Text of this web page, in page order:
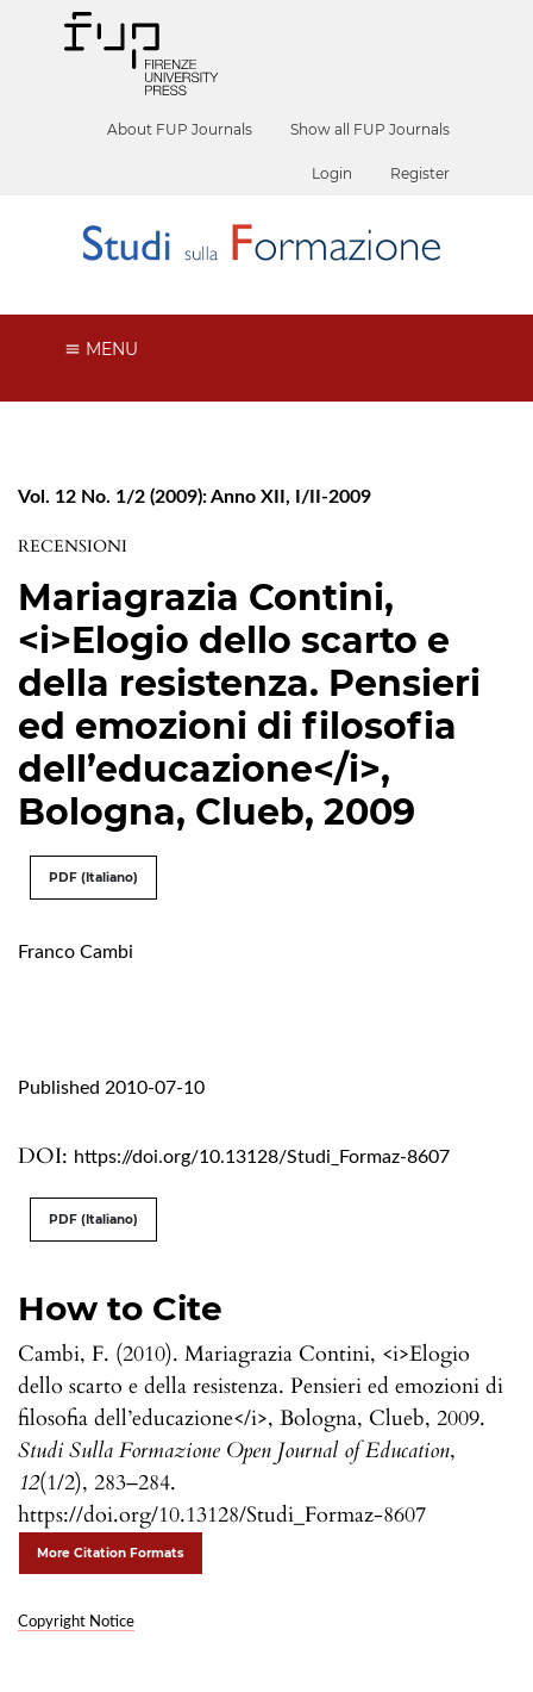
About FUP Journals Show all FUP Journals
Login Register
MENU
Vol. 12 No. 1/2 (2009): Anno XII, I/II-2009
RECENSIONI
Mariagrazia Contini,
<i>Elogio dello scarto e
della resistenza. Pensieri
ed emozioni di filosofia
dell’educazione</i>,
Bologna, Clueb, 2009
PDF (Italiano)
Franco Cambi
DOI: https://doi.org/10.13128/Studi_Formaz-8607
Published 2010-07-10
How to Cite
Cambi, F. (2010). Mariagrazia Contini, <i>Elogio
dello scarto e della resistenza. Pensieri ed emozioni di
filosofia dell’educazione</i>, Bologna, Clueb, 2009.
Studi Sulla Formazione Open Journal of Education,
12(1/2), 283–284.
https://doi.org/10.13128/Studi_Formaz-8607
More Citation Formats
Copyright Notice
PDF (Italiano)